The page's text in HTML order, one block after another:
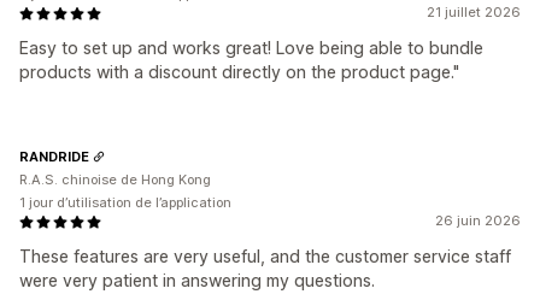
Balisage Filtrage Suivi Rapports Analyses de données
21 juillet 2026
Easy to set up and works great! Love being able to bundle
products with a discount directly on the product page."
26 juin 2026
These features are very useful, and the customer service staff
were very patient in answering my questions.
RANDRIDE
R.A.S. chinoise de Hong Kong
1 jour d’utilisation de l’application